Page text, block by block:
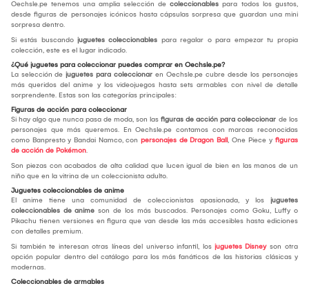
Oechsle.pe tenemos una amplia selección de coleccionables para todos los gustos,
desde figuras de personajes icónicos hasta cápsulas sorpresa que guardan una mini
sorpresa dentro.
Si estás buscando juguetes coleccionables para regalar o para empezar tu propia
colección, este es el lugar indicado.
¿Qué juguetes para coleccionar puedes comprar en Oechsle.pe?
La selección de juguetes para coleccionar en Oechsle.pe cubre desde los personajes
más queridos del anime y los videojuegos hasta sets armables con nivel de detalle
sorprendente. Estas son las categorías principales:
Figuras de acción para coleccionar
Si hay algo que nunca pasa de moda, son las figuras de acción para coleccionar de los
personajes que más queremos. En Oechsle.pe contamos con marcas reconocidas
como Banpresto y Bandai Namco, con personajes de Dragon Ball, One Piece y figuras
de acción de Pokémon.
Son piezas con acabados de alta calidad que lucen igual de bien en las manos de un
niño que en la vitrina de un coleccionista adulto.
Juguetes coleccionables de anime
El anime tiene una comunidad de coleccionistas apasionada, y los juguetes
coleccionables de anime son de los más buscados. Personajes como Goku, Luffy o
Pikachu tienen versiones en figura que van desde las más accesibles hasta ediciones
con detalles premium.
Si también te interesan otras líneas del universo infantil, los juguetes Disneyson otra
opción popular dentro del catálogo para los más fanáticos de las historias clásicas y
modernas.
Coleccionables de armables